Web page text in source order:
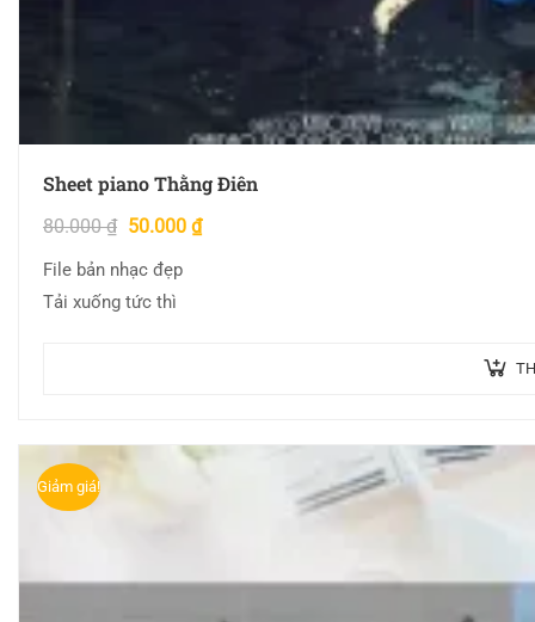
Sheet piano Thằng Điên
80.000₫ 50.000 ₫
File bản nhạc đẹp
Tải xuống tức thì
Giảm giá!